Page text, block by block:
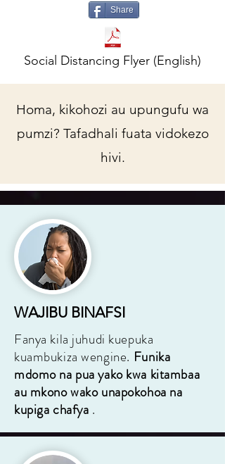
Share
Social Distancing Flyer (English)
Homa, kikohozi au upungufu wa
pumzi? Tafadhali fuata vidokezo
hivi.
WAJIBU BINAFSI
Fanya kila juhudi kuepuka
kuambukiza wengine. Funika
mdomo na pua yako kwa kitambaa
au mkono wako unapokohoa na
kupiga chafya .